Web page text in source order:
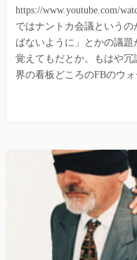
https://www.youtube.com/
ではナントカ会議という
ばないように」とかの議
覚えてもだとか。もはや
界の看板どころのFBのウ